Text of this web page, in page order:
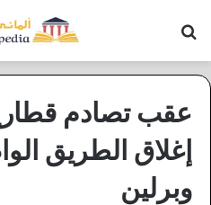
عقب تصادم
إغلاق الطريق
وبرلين